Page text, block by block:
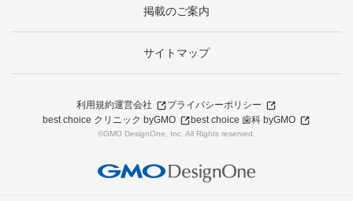
掲載のご案内
サイトマップ
利用規約運営会社
プライバシーポリシー
best choice クリニック byGMO
best choice 歯科 byGMO
©GMO DesignOne, Inc. All Rights reserved.